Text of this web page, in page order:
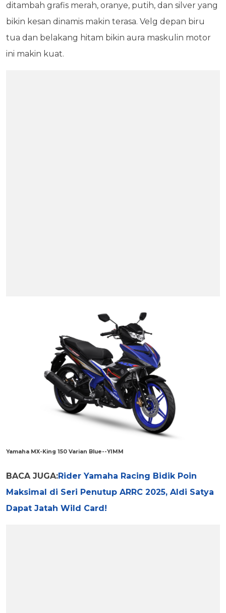
ditambah grafis merah, oranye, putih, dan silver yang
bikin kesan dinamis makin terasa. Velg depan biru
tua dan belakang hitam bikin aura maskulin motor
ini makin kuat.
Yamaha MX-King 150 Varian Blue--YIMM
BACA JUGA:Rider Yamaha Racing Bidik Poin
Maksimal di Seri Penutup ARRC 2025, Aldi Satya
Dapat Jatah Wild Card!